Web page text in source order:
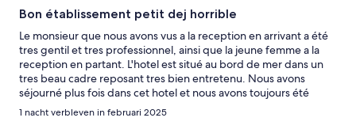
Bon établissement petit dej horrible
Le monsieur que nous avons vus a la reception en arrivant a été
tres gentil et tres professionnel, ainsi que la jeune femme a la
reception en partant. L'hotel est situé au bord de mer dans un
tres beau cadre reposant tres bien entretenu. Nous avons
séjourné plus fois dans cet hotel et nous avons toujours été
content. Cette fois ci c'est au niveau du petit déjeuner que
1 nacht verbleven in februari 2025